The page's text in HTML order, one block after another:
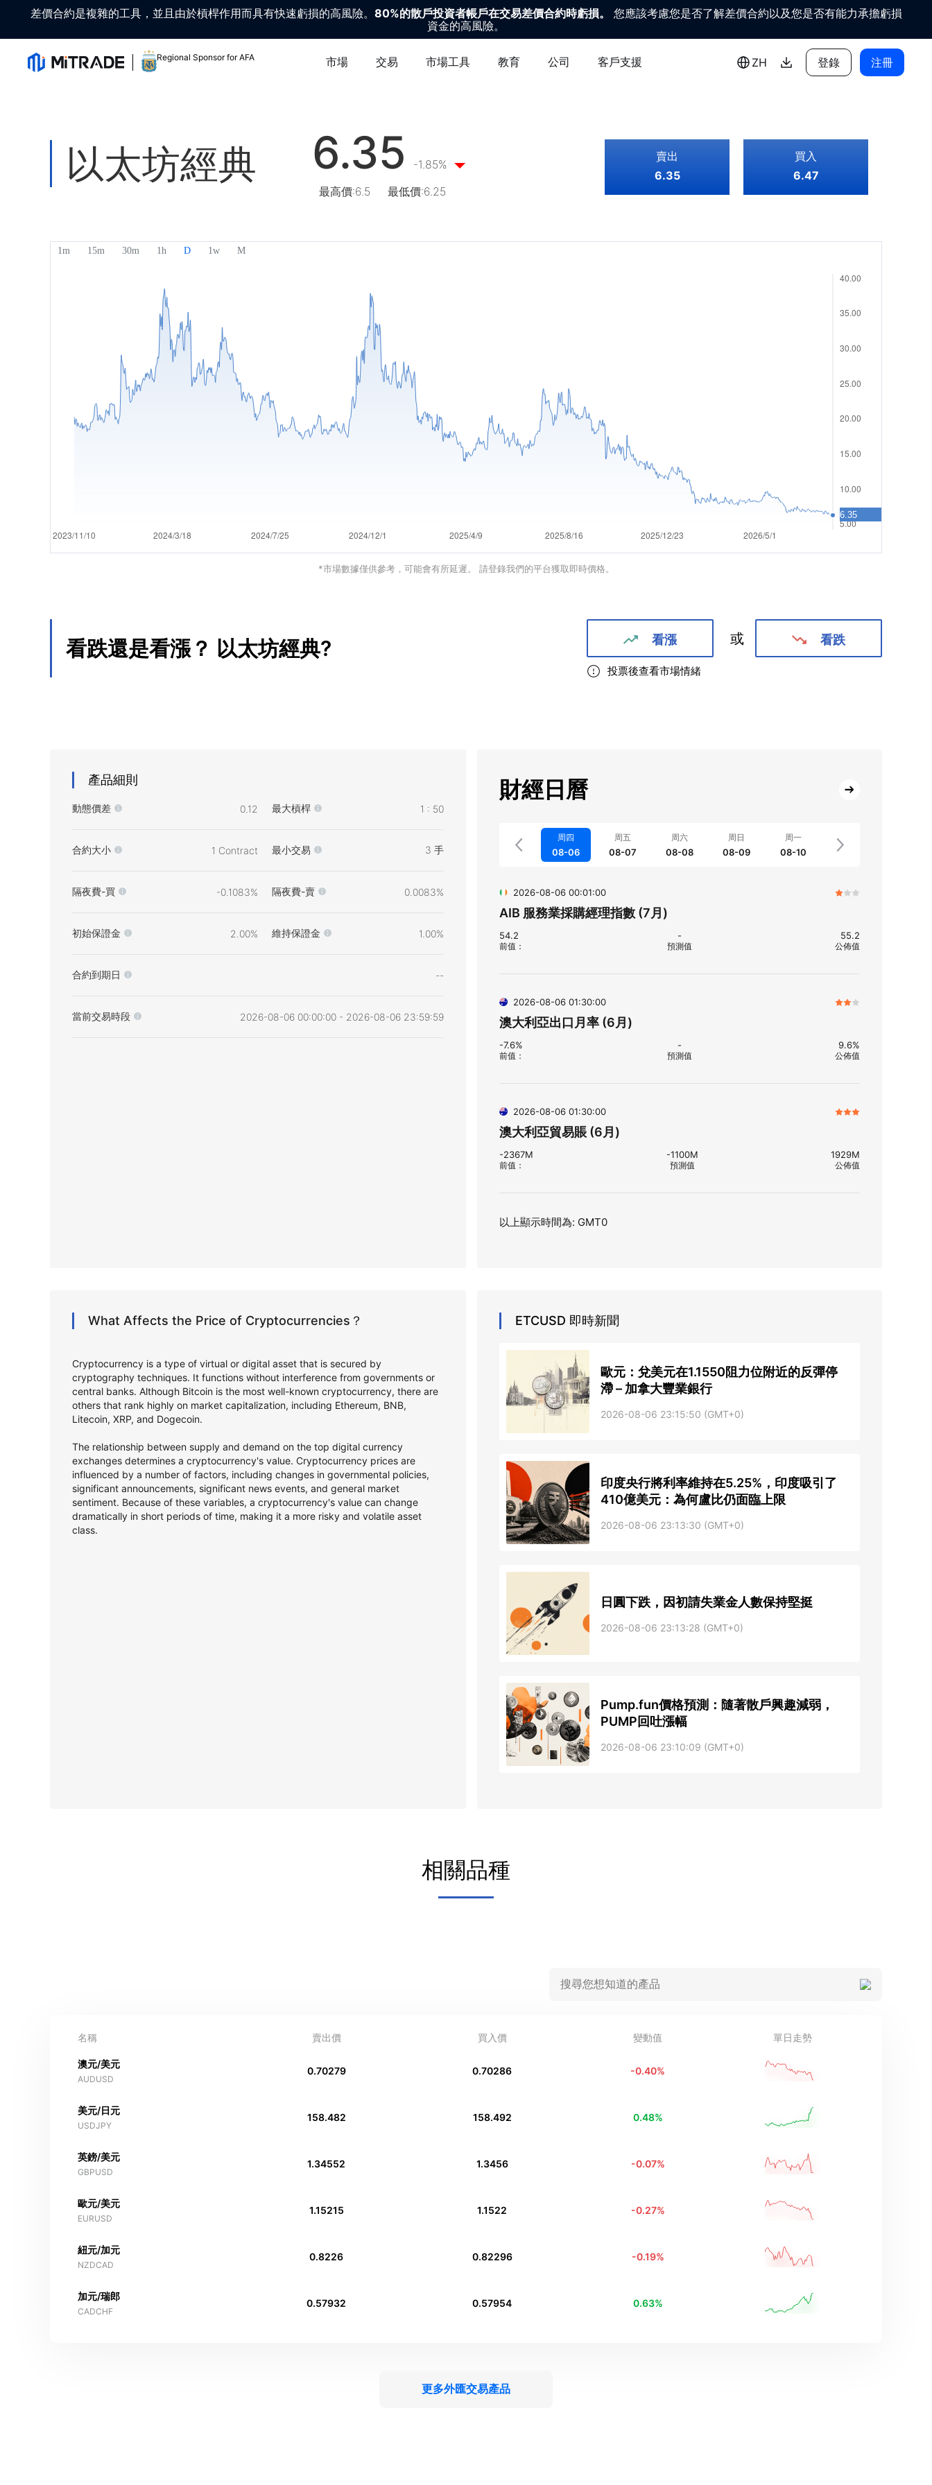
差價合約是複雜的工具，並且由於槓桿作用而具有快速虧損的高風險。 80%的散戶投資者帳戶在交易差價合約時虧損。
您應該考慮您是否了解差價合約以及您是否有能力承擔虧損
資金的高風險。
Regional Sponsor for AFA 市場 交易 市場工具 教育 公司 客戶支援 ZH 登錄 注冊
以太坊經典 6.35
-1.85%
最高價:6.5 最低價:6.25
賣出
6.35
買入
6.47
*市場數據僅供參考，可能會有所延遲。 請登錄我們的平台獲取即時價格。
看跌還是看漲？ 以太坊經典? 看漲 或 看跌
投票後查看市場情緒
產品細則
動態價差 0.12 最大槓桿 1 : 50
合約大小 1 Contract 最小交易 3 手
隔夜費-買 -0.1083% 隔夜費-賣 0.0083%
初始保證金 2.00% 維持保證金 1.00%
合約到期日 --
當前交易時段 2026-08-06 00:00:00 - 2026-08-06 23:59:59
財經日曆
周四
08-06
周五
08-07
周六
08-08
周日
08-09
周一
08-10
2026-08-06 00:01:00
AIB 服務業採購經理指數 (7月)
54.2
前值 ：
-
預測值
55.2
公佈值
2026-08-06 01:30:00
澳大利亞出口月率 (6月)
-7.6%
前值 ：
-
預測值
9.6%
公佈值
2026-08-06 01:30:00
澳大利亞貿易賬 (6月)
-2367M
前值 ：
-1100M
預測值
1929M
公佈值
以上顯示時間為: GMT0
What Affects the Price of Cryptocurrencies？
Cryptocurrency is a type of virtual or digital asset that is secured by
cryptography techniques. It functions without interference from governments or
central banks. Although Bitcoin is the most well-known cryptocurrency, there are
others that rank highly on market capitalization, including Ethereum, BNB,
Litecoin, XRP, and Dogecoin.
The relationship between supply and demand on the top digital currency
exchanges determines a cryptocurrency's value. Cryptocurrency prices are
influenced by a number of factors, including changes in governmental policies,
significant announcements, significant news events, and general market
sentiment. Because of these variables, a cryptocurrency's value can change
dramatically in short periods of time, making it a more risky and volatile asset
class.
ETCUSD 即時新聞
歐元：兌美元在1.1550阻力位附近的反彈停
滯 – 加拿大豐業銀行
2026-08-06 23:15:50 (GMT+0)
印度央行將利率維持在5.25%，印度吸引了
410億美元：為何盧比仍面臨上限
2026-08-06 23:13:30 (GMT+0)
日圓下跌，因初請失業金人數保持堅挺
2026-08-06 23:13:28 (GMT+0)
Pump.fun價格預測：隨著散戶興趣減弱，
PUMP回吐漲幅
2026-08-06 23:10:09 (GMT+0)
相關品種
名稱 賣出價 買入價 變動值 單日走勢
澳元/美元
AUDUSD
0.70279 0.70286 -0.40%
美元/日元
USDJPY
158.482 158.492 0.48%
英鎊/美元
GBPUSD
1.34552 1.3456 -0.07%
歐元/美元
EURUSD
1.15215 1.1522 -0.27%
紐元/加元
NZDCAD
0.8226 0.82296 -0.19%
加元/瑞郎
CADCHF
0.57932 0.57954 0.63%
更多外匯交易產品